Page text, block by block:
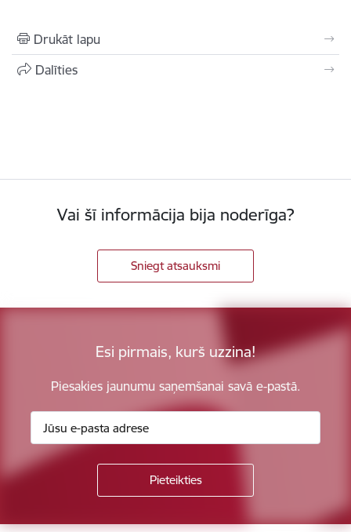
Drukāt lapu
Dalīties
Vai šī informācija bija noderīga?
Sniegt atsauksmi
Esi pirmais, kurš uzzina!
Piesakies jaunumu saņemšanai savā e-pastā.